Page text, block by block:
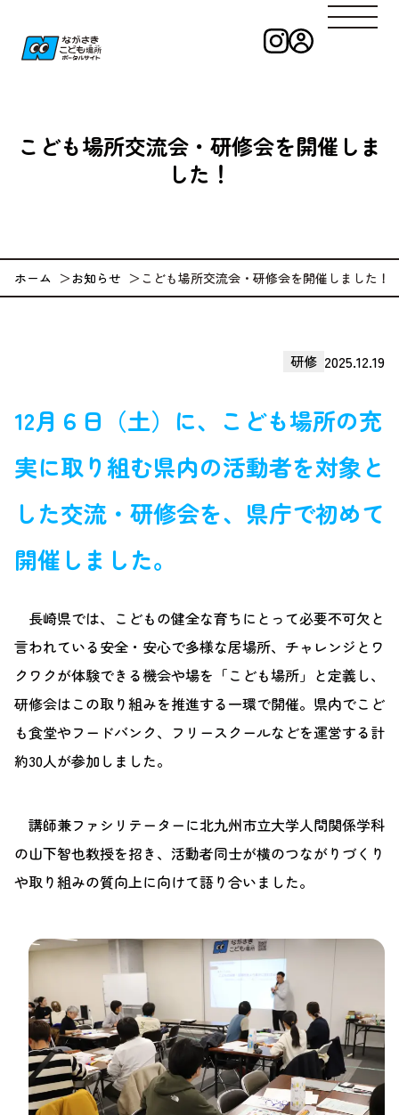
ながさきこども
こども場所交流会・研修会を開催しま
した！
ホーム お知らせ こども場所交流会・研修会を開催しました！
研修 2025.12.19
12月６日（土）に、こども場所の充
実に取り組む県内の活動者を対象と
した交流・研修会を、県庁で初めて
開催しました。
長崎県では、こどもの健全な育ちにとって必要不可欠と
言われている安全・安心で多様な居場所、チャレンジとワ
クワクが体験できる機会や場を「こども場所」と定義し、
研修会はこの取り組みを推進する一環で開催。県内でこど
も食堂やフードバンク、フリースクールなどを運営する計
約30人が参加しました。
講師兼ファシリテーターに北九州市立大学人間関係学科
の山下智也教授を招き、活動者同士が横のつながりづくり
や取り組みの質向上に向けて語り合いました。